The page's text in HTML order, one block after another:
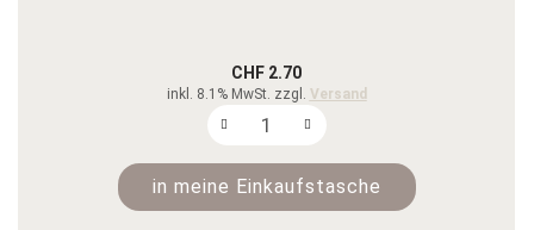
CHF 2.70
inkl. 8.1% MwSt. zzgl. Versand
in meine Einkaufstasche